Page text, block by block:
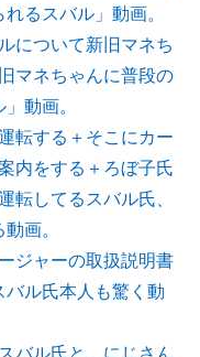
るスバル」動画。
について新旧マネち
マネちゃんに普段の
動画。
転する＋そこにカー
内をする＋ろぼ子氏
転してるスバル氏、
画。
ジャーの取扱説明書
ル氏本人も驚く動
バル氏と、にじさん